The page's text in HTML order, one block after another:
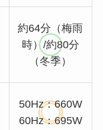
約64分（梅雨
時）/約80分
（冬季）
50Hz：660W
60Hz：695W